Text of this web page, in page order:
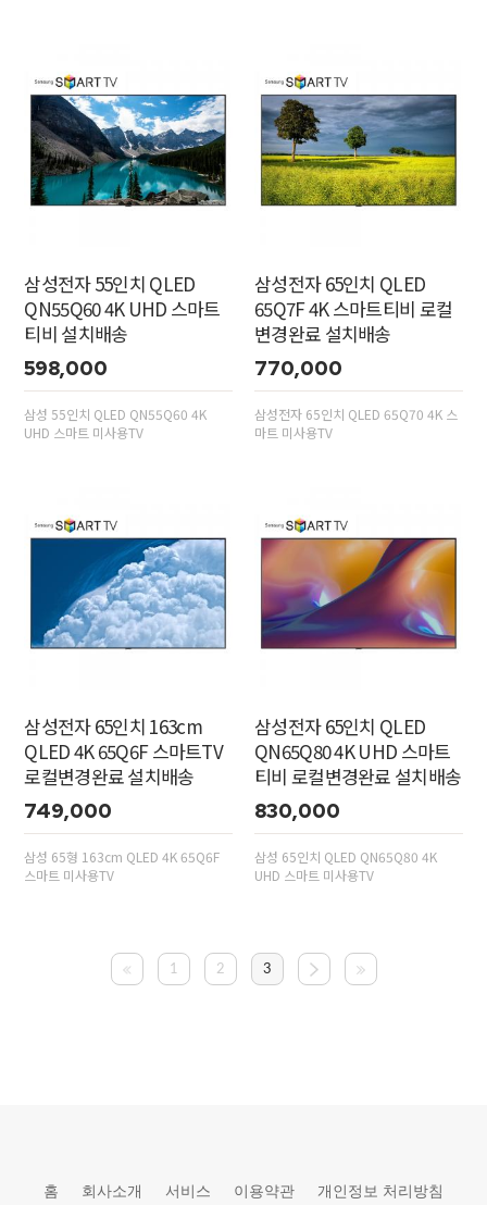
삼성전자 55인치 QLED
QN55Q60 4K UHD 스마트
티비 설치배송
598,000
삼성 55인치 QLED QN55Q60 4K
UHD 스마트 미사용TV
삼성전자 65인치 QLED
65Q7F 4K 스마트티비 로컬
변경완료 설치배송
770,000
삼성전자 65인치 QLED 65Q70 4K 스
마트 미사용TV
삼성전자 65인치 163cm
QLED 4K 65Q6F 스마트TV
로컬변경완료 설치배송
749,000
삼성 65형 163cm QLED 4K 65Q6F
스마트 미사용TV
삼성전자 65인치 QLED
QN65Q80 4K UHD 스마트
티비 로컬변경완료 설치배송
830,000
삼성 65인치 QLED QN65Q80 4K
UHD 스마트 미사용TV
1 2 3
홈 회사소개 서비스 이용약관 개인정보 처리방침